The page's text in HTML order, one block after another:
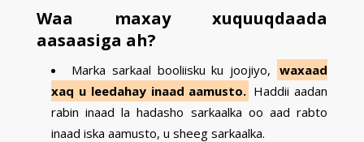
Waa maxay xuquuqdaada
aasaasiga ah?
Marka sarkaal booliisku ku joojiyo,
waxaad
xaq u leedahay inaad aamusto. Haddii aadan
rabin inaad la hadasho sarkaalka oo aad rabto
inaad iska aamusto, u sheeg sarkaalka.